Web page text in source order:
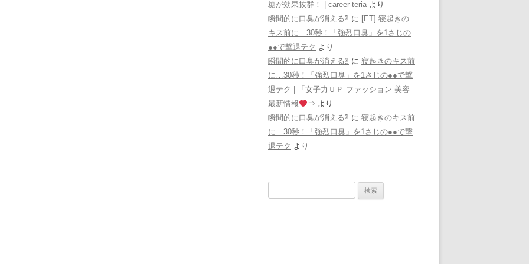
糖が効果抜群！ | career-teria より
瞬間的に口臭が消える⁈ に [ET] 寝起きの
キス前に…30秒！「強烈口臭」を1さじの
●●で撃退テク より
瞬間的に口臭が消える⁈ に 寝起きのキス前
に…30秒！「強烈口臭」を1さじの●●で撃
退テク | 「女子力ＵＰ ファッション 美容
最新情報
⇒ より
瞬間的に口臭が消える⁈ に 寝起きのキス前
に…30秒！「強烈口臭」を1さじの●●で撃
退テク より